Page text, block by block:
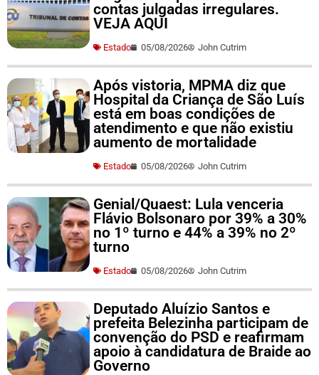
contas julgadas irregulares.
VEJA AQUI
Estado 05/08/2026 John Cutrim
Após vistoria, MPMA diz que
Hospital da Criança de São Luís
está em boas condições de
atendimento e que não existiu
aumento de mortalidade
Estado 05/08/2026 John Cutrim
Genial/Quaest: Lula venceria
Flávio Bolsonaro por 39% a 30%
no 1º turno e 44% a 39% no 2º
turno
Estado 05/08/2026 John Cutrim
Deputado Aluízio Santos e
prefeita Belezinha participam de
convenção do PSD e reafirmam
apoio à candidatura de Braide ao
Governo